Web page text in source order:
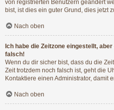
von registrierten Benutzern geändert
bist, ist dies ein guter Grund, dies jetzt
Nach oben
Ich habe die Zeitzone eingestellt,
falsch!
Wenn du dir sicher bist, dass du die
Zeit trotzdem noch falsch ist, geht die
Kontaktiere einen Administrator, damit
Nach oben